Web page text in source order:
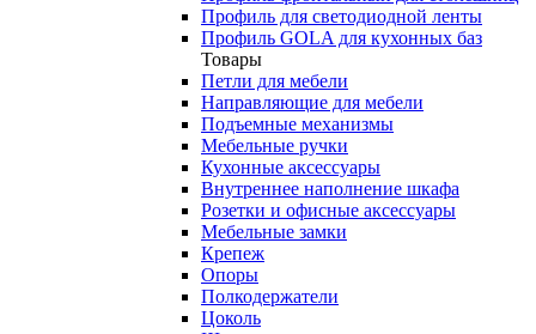
Профиль для светодиодной ленты
Профиль GOLA для кухонных баз
Товары
Петли для мебели
Направляющие для мебели
Подъемные механизмы
Мебельные ручки
Кухонные аксессуары
Внутреннее наполнение шкафа
Розетки и офисные аксессуары
Мебельные замки
Крепеж
Опоры
Полкодержатели
Цоколь